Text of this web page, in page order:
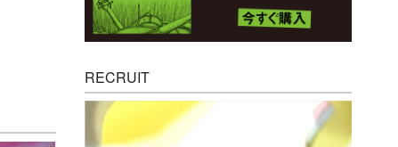
RECRUIT